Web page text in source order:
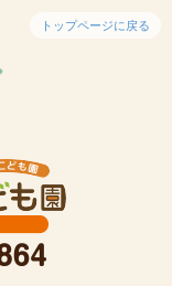
トップページに戻る